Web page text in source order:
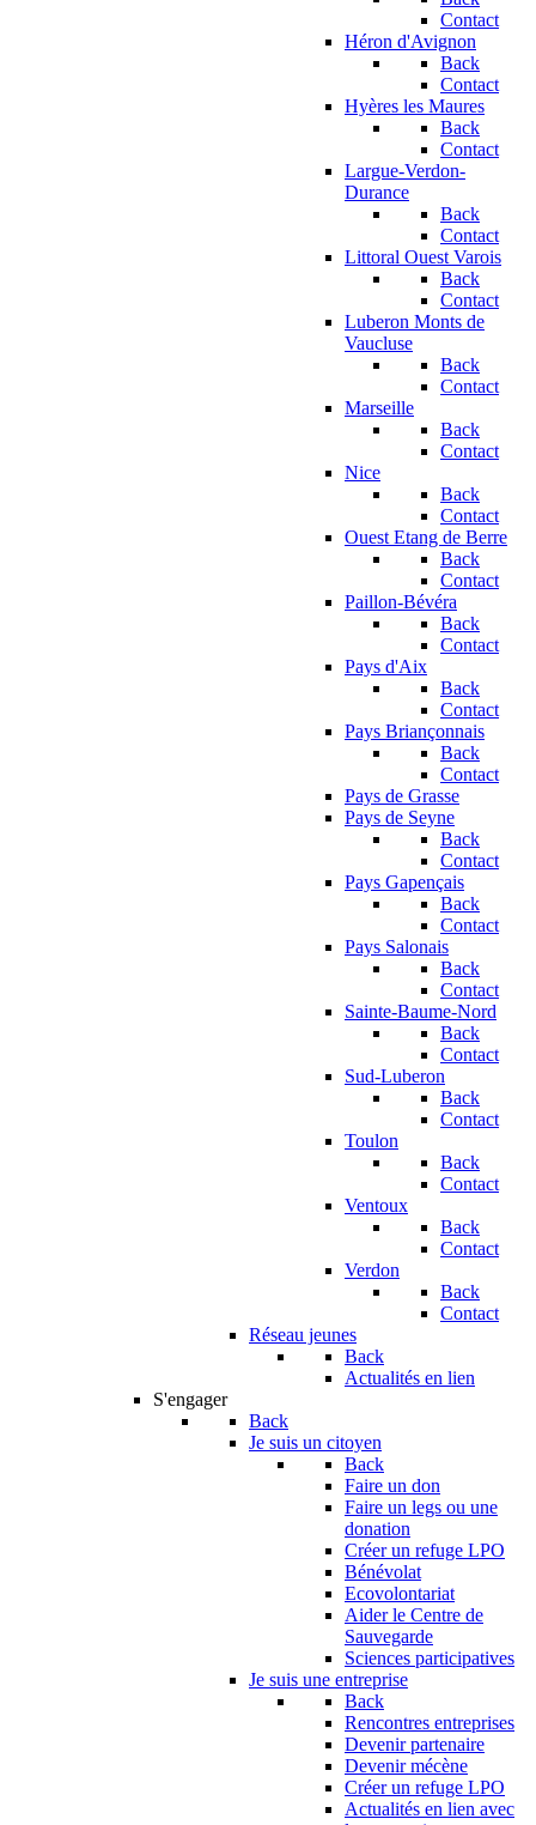
Contact
Héron d'Avignon
Back
Contact
Hyères les Maures
Back
Contact
Largue-Verdon-
Durance
Back
Contact
Littoral Ouest Varois
Back
Contact
Luberon Monts de
Vaucluse
Back
Contact
Marseille
Back
Contact
Nice
Back
Contact
Ouest Etang de Berre
Back
Contact
Paillon-Bévéra
Back
Contact
Pays d'Aix
Back
Contact
Pays Briançonnais
Back
Contact
Pays de Grasse
Pays de Seyne
Back
Contact
Pays Gapençais
Back
Contact
Pays Salonais
Back
Contact
Sainte-Baume-Nord
Back
Contact
Sud-Luberon
Back
Contact
Toulon
Back
Contact
Ventoux
Back
Contact
Verdon
Back
Contact
Réseau jeunes
Back
Actualités en lien
S'engager
Back
Je suis un citoyen
Back
Faire un don
Faire un legs ou une
donation
Créer un refuge LPO
Bénévolat
Ecovolontariat
Aider le Centre de
Sauvegarde
Sciences participatives
Je suis une entreprise
Back
Rencontres entreprises
Devenir partenaire
Devenir mécène
Créer un refuge LPO
Actualités en lien avec